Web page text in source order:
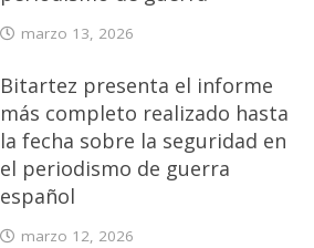
marzo 13, 2026
Bitartez presenta el informe
más completo realizado hasta
la fecha sobre la seguridad en
el periodismo de guerra
español
marzo 12, 2026